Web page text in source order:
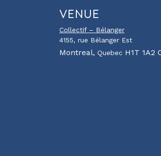
VENUE
Collectif – Bélanger
4155, rue Bélanger Est
Montreal, Quebec H1T 1A2